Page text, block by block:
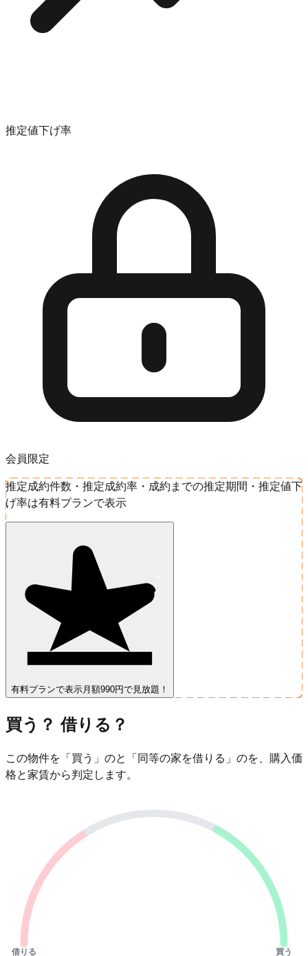
推定値下げ率
会員限定
推定成約件数・推定成約率・成約までの推定期間・推定値下
げ率は有料プランで表示
有料プランで表示 月額990円で見放題！
買う？ 借りる？
この物件を「買う」のと「同等の家を借りる」のを、購入価
格と家賃から判定します。
借りる 買う